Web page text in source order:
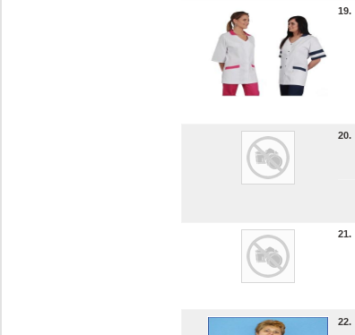
19.
20.
21.
22.